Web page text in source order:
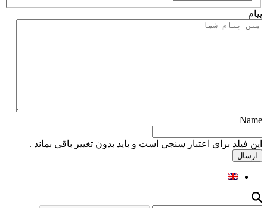
استان
پیام
Name
این فیلد برای اعتبار سنجی است و باید بدون تغییر باقی بماند .